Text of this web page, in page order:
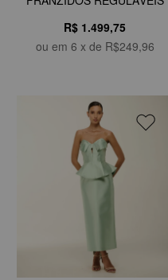
R$ 1.499,75
ou em 6 x de R$249,96